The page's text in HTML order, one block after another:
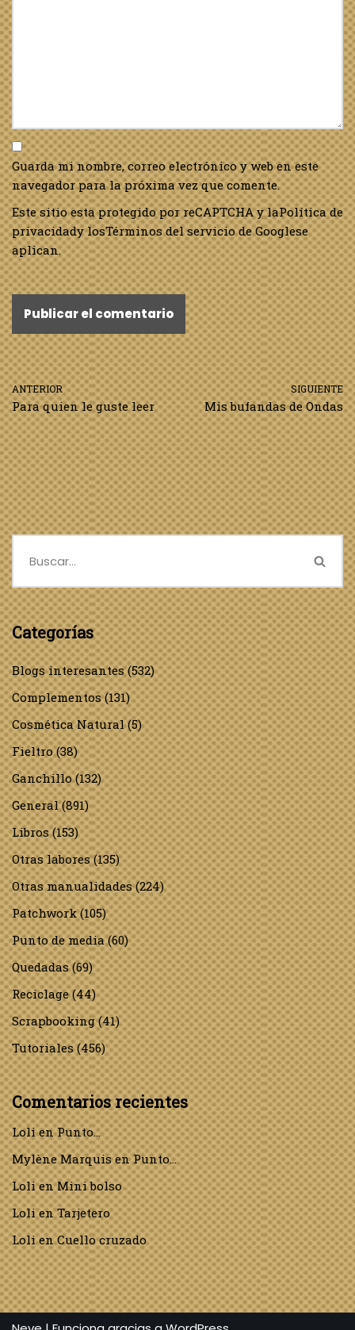
Guarda mi nombre, correo electrónico y web en este
navegador para la próxima vez que comente.
Este sitio esta protegido por reCAPTCHA y laPolítica de
privacidady losTérminos del servicio de Googlese
aplican.
ANTERIOR
Para quien le guste leer
SIGUIENTE
Mis bufandas de Ondas
Categorías
Blogs interesantes(532)
Complementos(131)
Cosmética Natural(5)
Fieltro(38)
Ganchillo(132)
General(891)
Libros(153)
Otras labores(135)
Otras manualidades(224)
Patchwork(105)
Punto de media(60)
Quedadas(69)
Reciclage(44)
Scrapbooking(41)
Tutoriales(456)
Comentarios recientes
LolienPunto…
Mylène MarquisenPunto…
LolienMini bolso
LolienTarjetero
LolienCuello cruzado